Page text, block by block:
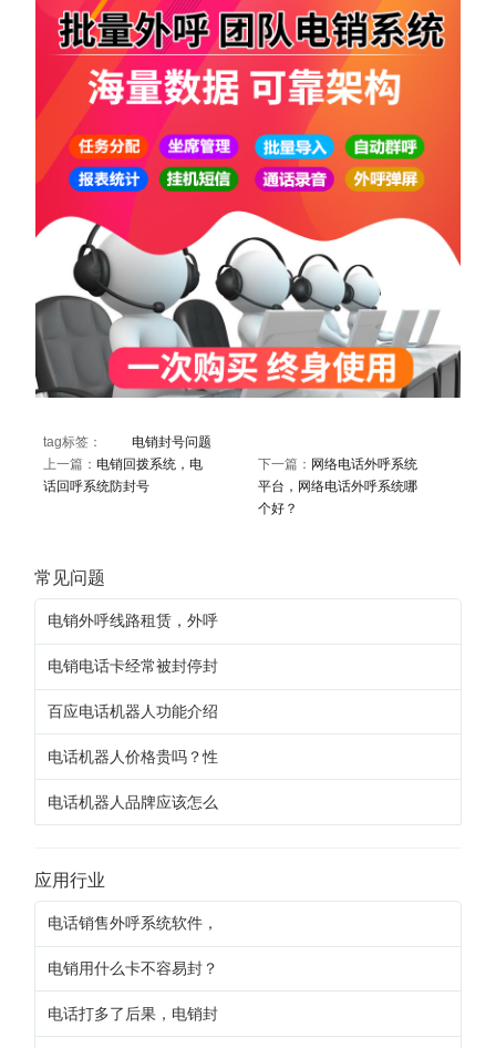
tag标签： 电销封号问题
上一篇： 电销回拨系统，电
话回呼系统防封号
下一篇： 网络电话外呼系统
平台，网络电话外呼系统哪
个好？
常见问题
电销外呼线路租赁，外呼
电销电话卡经常被封停封
百应电话机器人功能介绍
电话机器人价格贵吗？性
电话机器人品牌应该怎么
应用行业
电话销售外呼系统软件，
电销用什么卡不容易封？
电话打多了后果，电销封